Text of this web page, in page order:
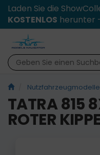
Laden Sie die
KOSTENLOS herunter
Nutzfahrzeugmodelle
TATRA 815
ROTER